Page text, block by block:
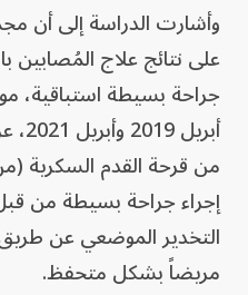
وأشارت الدراسة إلى أن
على نتائج علاج المُصابين
جراحة بسيطة استباقية،
من قرحة القدم السكرية
إجراء جراحة بسيطة من
مريضاً بشكل متحفظ.